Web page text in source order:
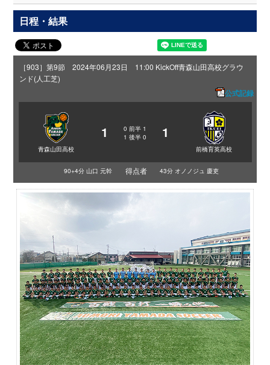
日程・結果
［903］第9節 2024年06月23日 11:00 KickOff青森山田高校グラウ
ンド(人工芝)
公式記録
青森山田高校
1 0 前半 1
1 後半 0 1
前橋育英高校
90+4分 山口 元幹 得点者 43分 オノノジュ 慶吏